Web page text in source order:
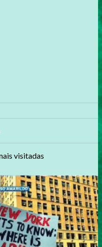
visitadas